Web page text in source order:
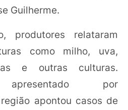
Guilherme.
produtores relataram
como milho, uva,
e outras culturas.
apresentado por
apontou casos de